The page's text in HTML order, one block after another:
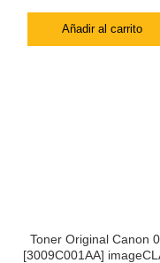
Añadir al carrito
Toner Original Canon
[3009C001AA]